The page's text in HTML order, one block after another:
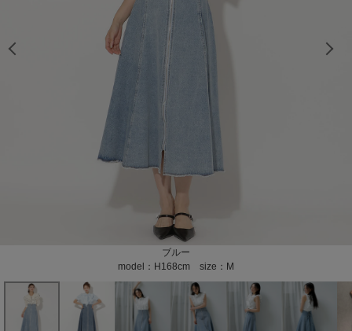
ブルー
model：H168cm size：M
ダークブルー
model：H170cm size：M
model：H174cm size：M color：ブルー
model：H174cm size：M color：ブルー
model：H174cm size：M color：ブルー
model：H174cm size：M color：ブルー
model：H165cm size：M color：ブルー
model：H165cm size：M color：ブルー
model：H170cm size：M color：ダークブルー
model：H170cm size：M color：ダークブルー
model：H170cm size：M color：ダークブルー
model：H170cm size：M color：ダークブルー
color：ダークブルー
color：ダークブルー
color：ダークブルー
model：H170cm size：M color：ダークブルー